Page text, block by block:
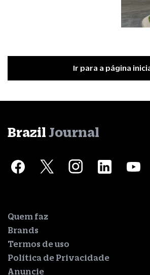
Ir para a página
Brazil Journal
Quem faz
Brands
Termos de uso
Política de Privacidade
Anuncie